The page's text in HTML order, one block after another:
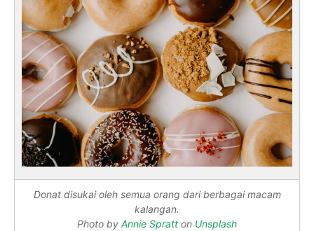
Donat disukai oleh semua orang dari berbagai macam
kalangan.
Photo by Annie Spratt on Unsplash